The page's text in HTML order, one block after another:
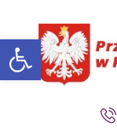
Open toolbar